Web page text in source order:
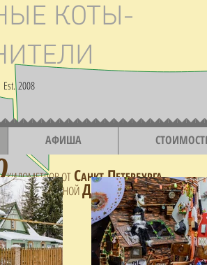
КОТЫ-
Est. 2008
АФИША
ЛЕГЕНДАРНОЙДОРОГИЖИЗНИ
КИЛОМЕТРОВ ОТ САНКТ-ПЕТЕРБУРГА